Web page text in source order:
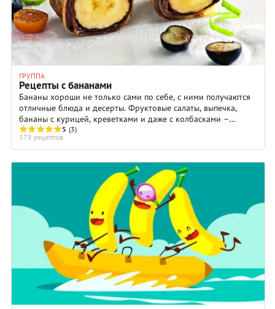
ГРУППА
Рецепты с бананами
Бананы хороши не только сами по себе, с ними получаются
отличные блюда и десерты. Фруктовые салаты, выпечка,
бананы с курицей, креветками и даже с колбасками –
сочетаний множество.
5 (3)
578 рецептов